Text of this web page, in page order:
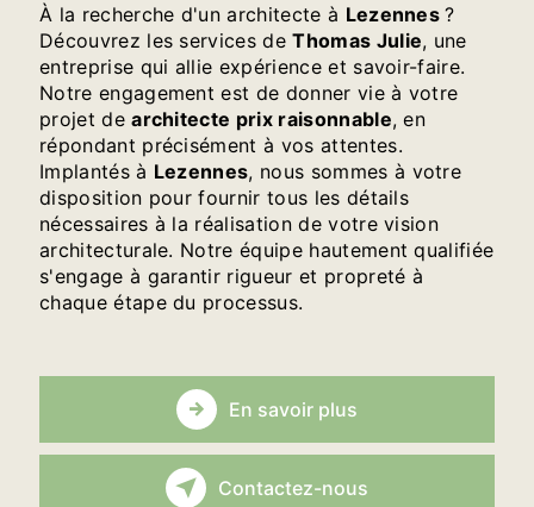
À la recherche d'un architecte à Lezennes?
Découvrez les services deThomas Julie, une
entreprise qui allie expérience et savoir-faire.
Notre engagement est de donner vie à votre
projet dearchitecte prix raisonnable, en
répondant précisément à vos attentes.
Implantés à Lezennes, nous sommes à votre
disposition pour fournir tous les détails
nécessaires à la réalisation de votre vision
architecturale. Notre équipe hautement qualifiée
s'engage à garantir rigueur et propreté à
chaque étape du processus.
En savoir plus
Contactez-nous